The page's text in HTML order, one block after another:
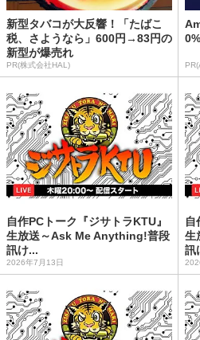
新型タバコが大反響！「たばこ
税、さようなら」600円→83円の
新型が爆売れ
PR(株式会社HAL)
自作PCトーク『ジサトラKTU』
生放送～Ask Me Anything!普段
訊け...
2026年7月13日
自
生
訊